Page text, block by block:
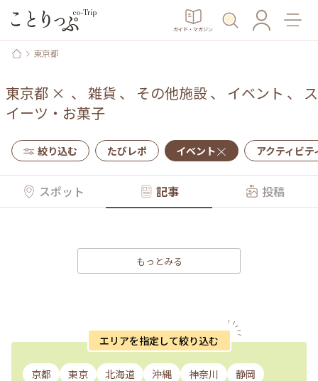
ガイド・マガジン
東京都
東京都 × 、 雑貨 、 その他施設、 イベント 、 ス
イーツ・お菓子
絞り込む たびレポ イベント アクティビテ
スポット 記事 投稿
もっとみる
エリアを指定して絞り込む
京都 東京 北海道 沖縄 神奈川
静岡